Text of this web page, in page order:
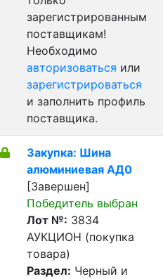
зарегистрированным
поставщикам!
Необходимо
авторизоваться или
зарегистрироваться
и заполнить профиль
поставщика.
Закупка: Шина
алюминиевая АД0
[Завершен]
Победитель выбран
Лот №: 3834
АУКЦИОН (покупка
товара)
Раздел: Черный и